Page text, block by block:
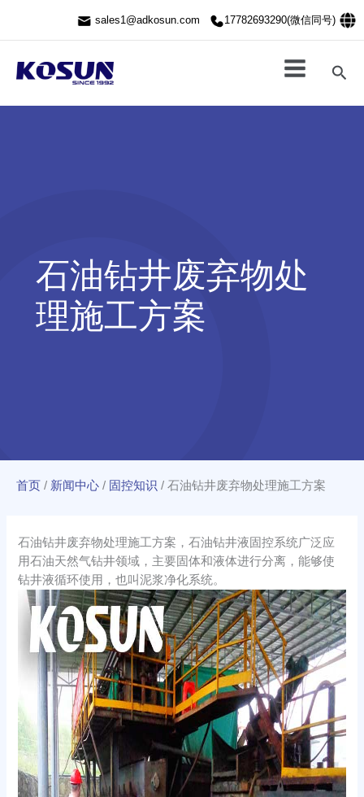
sales1@adkosun.com 17782693290(微信同号)
搜
索
石油钻井废弃物处
理施工方案
首页 / 新闻中心 / 固控知识 / 石油钻井废弃物处理施工方案
石油钻井废弃物处理施工方案，石油钻井液固控系统广泛应
用石油天然气钻井领域，主要固体和液体进行分离，能够使
钻井液循环使用，也叫泥浆净化系统。